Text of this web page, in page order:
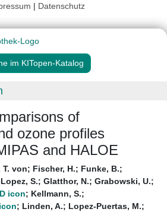
| Datenschutz
im KITopen-Katalog
of
ozone profiles
and HALOE
T. von; Fischer, H.; Funke, B.;
S.; Glatthor, N.; Grabowski, U.;
; Kellmann, S.;
; Linden, A.; Lopez-Puertas, M.;